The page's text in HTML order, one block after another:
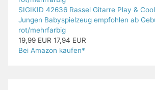
SIGIKID 42636 Rassel Gitarre Play &
Jungen Babyspielzeug empfohlen ab
rot/mehrfarbig
19,99 EUR 17,94 EUR
Bei Amazon kaufen*